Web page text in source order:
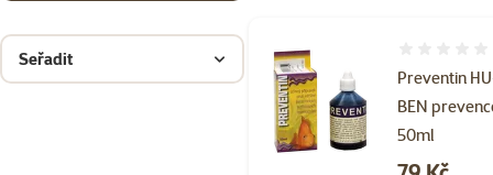
Seřadit
Preventin
BEN
50ml